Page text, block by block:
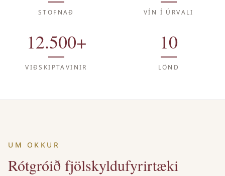
STOFNAÐ VÍN Í ÚRVALI
12.500+
VIÐSKIPTAVINIR
10
LÖND
UM OKKUR
Rótgróið fjölskyldufyrirtæki